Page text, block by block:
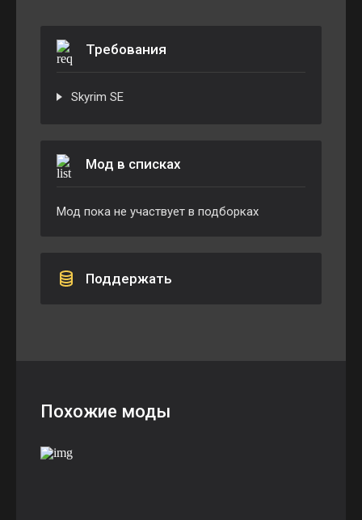
Требования
Skyrim SE
Мод в списках
Мод пока не участвует в подборках
Поддержать
Похожие моды